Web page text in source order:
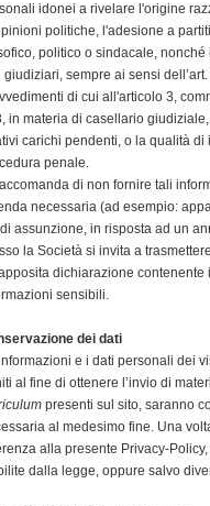
idonei a rivelare l'origine
politiche, l'adesione a
politico o sindacale, nonché
giudiziari, sempre ai sensi
di cui all'articolo 3,
in materia di casellario
carichi pendenti, o la qualità
penale.
di non fornire tali
necessaria (ad esempio:
assunzione, in risposta ad un
la Società si invita a
dichiarazione
sensibili.
dei dati
e i dati personali dei
al fine di ottenere l’invio di
presenti sul sito, saranno
al medesimo fine. Una
alla presente Privacy-
dalla legge, oppure salvo